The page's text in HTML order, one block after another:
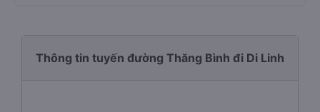
Thông tin tuyến đường Thăng Bình đi Di Linh